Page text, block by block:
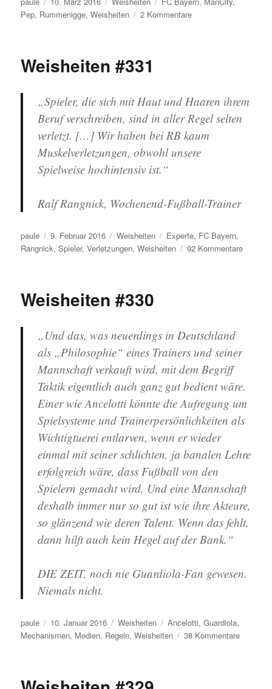
am
Pep, Rummenigge,Weisheiten 2 Kommentarezu
Weisheiten #331
„Spieler, die sich mit Haut und Haaren ihrem
Beruf verschreiben, sind in aller Regel selten
verletzt. […] Wir haben bei RB kaum
Muskelverletzungen, obwohl unsere
Spielweise hochintensiv ist.“
Ralf Rangnick, Wochenend-Fußball-Trainer
Autor
paule
Veröffentlicht
am
9. Februar 2016 Kategorien
Weisheiten Schlagwörter
Experte, FC Bayern,
Rangnick,Spieler,Verletzungen,Weisheiten 92 Kommentarezu
Weisheiten #330
„Und das, was neuerdings in Deutschland
als „Philosophie“ eines Trainers und seiner
Mannschaft verkauft wird, mit dem Begriff
Taktik eigentlich auch ganz gut bedient wäre.
Einer wie Ancelotti könnte die Aufregung um
Spielsysteme und Trainerpersönlichkeiten als
Wichtigtuerei entlarven, wenn er wieder
einmal mit seiner schlichten, ja banalen Lehre
erfolgreich wäre, dass Fußball von den
Spielern gemacht wird. Und eine Mannschaft
deshalb immer nur so gut ist wie ihre Akteure,
so glänzend wie deren Talent. Wenn das fehlt,
dann hilft auch kein Hegel auf der Bank.“
DIE ZEIT, noch nie Guardiola-Fan gewesen.
Niemals nicht.
Autor
paule
Veröffentlicht
am
10. Januar 2016 Kategorien
Weisheiten Schlagwörter
Ancelotti,Guardiola,
Mechanismen, Medien, Regeln,Weisheiten 38 Kommentarezu